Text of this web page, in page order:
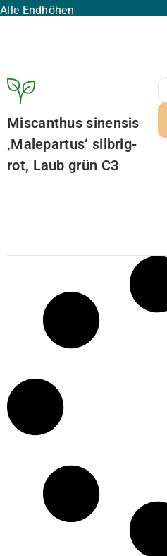
Alle Endhöhen
Miscanthus sinensis
‚Malepartus‘ silbrig-
rot, Laub grün C3